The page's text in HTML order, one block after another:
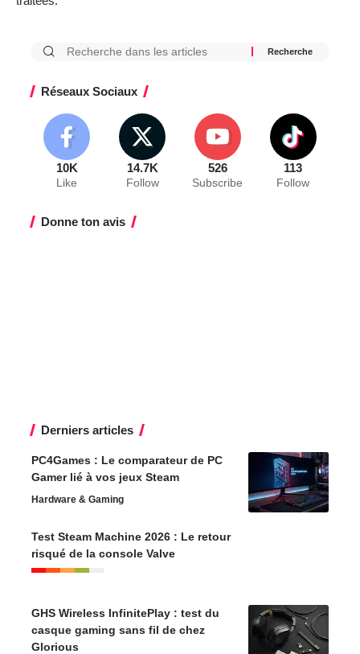
Réseaux Sociaux
10K
Like
14.7K
Follow
526
Subscribe
113
Follow
Donne ton avis
Derniers articles
PC4Games : Le comparateur de PC
Gamer lié à vos jeux Steam
Hardware & Gaming
Test Steam Machine 2026 : Le retour
risqué de la console Valve
GHS Wireless InfinitePlay : test du
casque gaming sans fil de chez
Glorious